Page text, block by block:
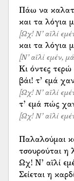
Πάω να
[Ωχ! Ν’ αϊλί
[Ν’ αϊλί εμέν,
Κι όντες τερώ
[Ωχ! Ν’ αϊλί
[Ωχ! Ν’ αϊλί
Παλαλούμαι
τσουρούται η
Ωχ! Ν’ αϊλί
Σείεται η